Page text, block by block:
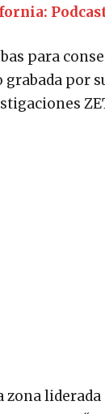
para
por
zona